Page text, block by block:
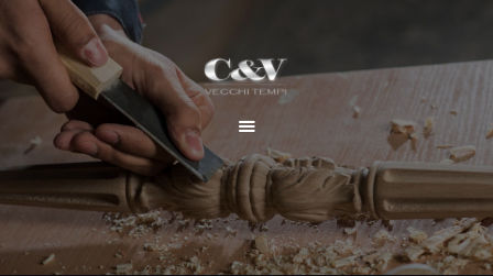
HOME
CHI SIAMO
SERVIZI
I NOSTRI LAVORI